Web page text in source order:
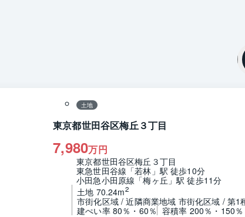
土地
東京都世田谷区梅丘３丁目
7,980万円
東京都世田谷区梅丘３丁目
東急世田谷線「若林」駅 徒歩10分
小田急小田原線「梅ヶ丘」駅 徒歩11分
土地 70.24m2
市街化区域 / 近隣商業地域 市街化区域 / 第1
建ぺい率 80％・60％ 容積率 200％・150％